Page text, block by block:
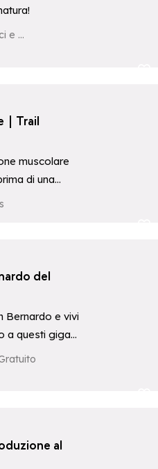
| Trail
muscolare
di una
del
Bernardo e vivi
a questi giganti
al